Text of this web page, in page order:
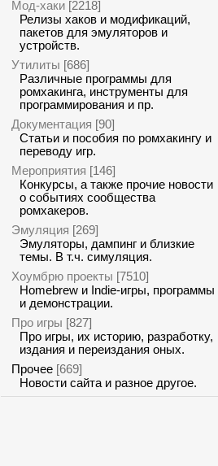
Мод-хаки [2218]
Релизы хаков и модификаций,
пакетов для эмуляторов и
устройств.
Утилиты [686]
Различные программы для
ромхакинга, инструменты для
программирования и пр.
Документация [90]
Статьи и пособия по ромхакингу и
переводу игр.
Мероприятия [146]
Конкурсы, а также прочие новости
о событиях сообщества
ромхакеров.
Эмуляция [269]
Эмуляторы, дампинг и близкие
темы. В т.ч. симуляция.
Хоумбрю проекты [7510]
Homebrew и Indie-игры, программы
и демонстрации.
Про игры [827]
Про игры, их историю, разработку,
издания и переиздания оных.
Прочее [669]
Новости сайта и разное другое.